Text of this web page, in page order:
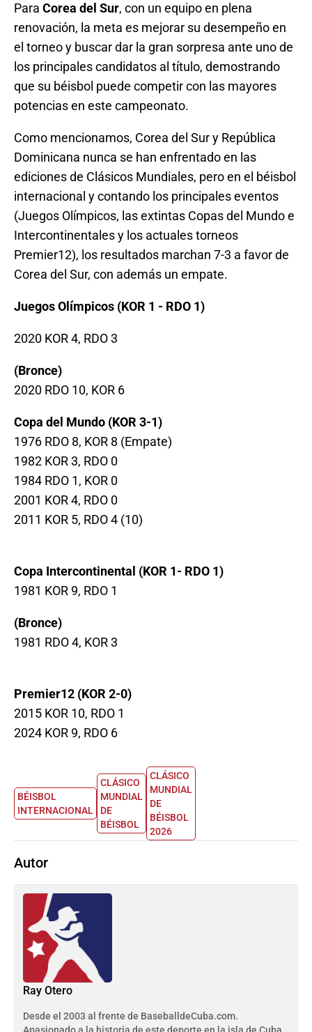
Para Corea del Sur, con un equipo en plena
renovación, la meta es mejorar su desempeño en
el torneo y buscar dar la gran sorpresa ante uno de
los principales candidatos al título, demostrando
que su béisbol puede competir con las mayores
potencias en este campeonato.
Como mencionamos, Corea del Sur y República
Dominicana nunca se han enfrentado en las
ediciones de Clásicos Mundiales, pero en el béisbol
internacional y contando los principales eventos
(Juegos Olímpicos, las extintas Copas del Mundo e
Intercontinentales y los actuales torneos
Premier12), los resultados marchan 7-3 a favor de
Corea del Sur, con además un empate.
Juegos Olímpicos (KOR 1 - RDO 1)
2020 KOR 4, RDO 3
(Bronce)
2020 RDO 10, KOR 6
Copa del Mundo (KOR 3-1)
1976 RDO 8, KOR 8 (Empate)
1982 KOR 3, RDO 0
1984 RDO 1, KOR 0
2001 KOR 4, RDO 0
2011 KOR 5, RDO 4 (10)
Copa Intercontinental (KOR 1- RDO 1)
1981 KOR 9, RDO 1
(Bronce)
1981 RDO 4, KOR 3
Premier12 (KOR 2-0)
2015 KOR 10, RDO 1
2024 KOR 9, RDO 6
BÉISBOL
INTERNACIONAL
CLÁSICO
MUNDIAL
DE
BÉISBOL
CLÁSICO
MUNDIAL
DE
BÉISBOL
2026
Autor
Ray Otero
Desde el 2003 al frente de BaseballdeCuba.com.
Apasionado a la historia de este deporte en la isla de Cuba.